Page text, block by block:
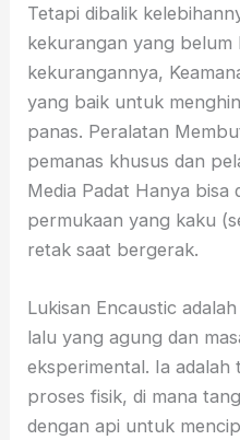
Tetapi dibalik
kekurangan yang belum
kekurangannya,
yang baik untuk
panas. Peralatan
pemanas khusus dan
Media Padat Hanya bisa
permukaan yang kaku
retak saat bergerak.
Lukisan Encaustic
lalu yang agung dan
eksperimental. Ia
proses fisik, di mana
dengan api untuk